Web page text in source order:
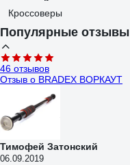
Кроссоверы
Популярные отзывы
46 отзывов
Отзыв о BRADEX ВОРКАУТ
Тимофей Затонский
06.09.2019